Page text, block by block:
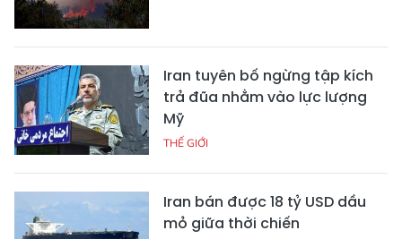
Iran tuyên bố ngừng tập kích
trả đũa nhằm vào lực lượng
Mỹ
THẾ GIỚI
Iran bán được 18 tỷ USD dầu
mỏ giữa thời chiến